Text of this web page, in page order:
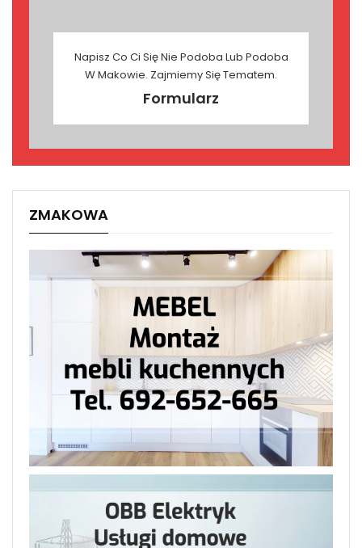
Napisz Co Ci Się Nie Podoba Lub Podoba
W Makowie. Zajmiemy Się Tematem.
Formularz
ZMAKOWA